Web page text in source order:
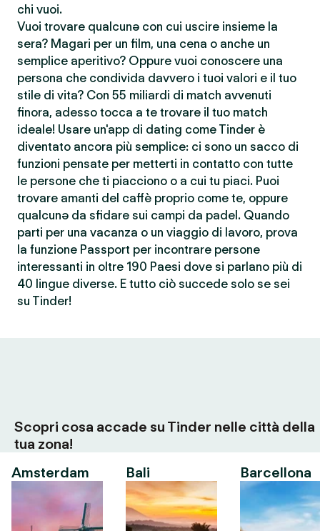
chi vuoi.
Vuoi trovare qualcunə con cui uscire insieme la
sera? Magari per un film, una cena o anche un
semplice aperitivo? Oppure vuoi conoscere una
persona che condivida davvero i tuoi valori e il tuo
stile di vita? Con 55 miliardi di match avvenuti
finora, adesso tocca a te trovare il tuo match
ideale! Usare un'app di dating come Tinder è
diventato ancora più semplice: ci sono un sacco di
funzioni pensate per metterti in contatto con tutte
le persone che ti piacciono o a cui tu piaci. Puoi
trovare amanti del caffè proprio come te, oppure
qualcunə da sfidare sui campi da padel. Quando
parti per una vacanza o un viaggio di lavoro, prova
la funzione Passport per incontrare persone
interessanti in oltre 190 Paesi dove si parlano più di
40 lingue diverse. E tutto ciò succede solo se sei
su Tinder!
Scopri cosa accade su Tinder nelle città della
tua zona!
Amsterdam
Bali Barcellona